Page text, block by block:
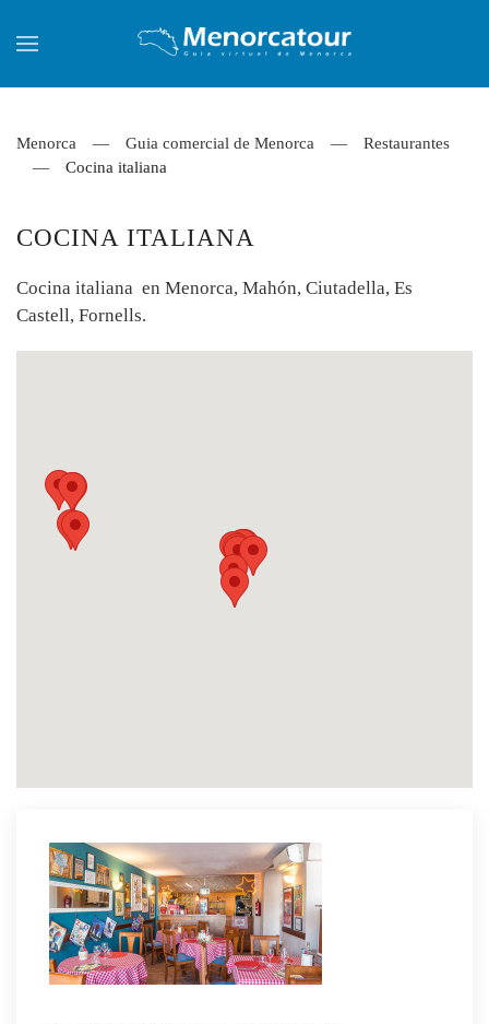
Skip to main content
Menorca Guia comercial de Menorca
Restaurantes
Cocina italiana
COCINA ITALIANA
Cocina italiana en Menorca, Mahón, Ciutadella, Es
Castell, Fornells.